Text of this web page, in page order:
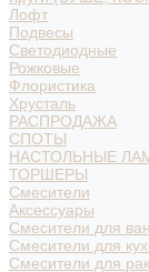
Лофт
Подвесы
Светодиодные
Рожковые
Флористика
Хрусталь
РАСПРОДАЖА
СПОТЫ
НАСТОЛЬНЫЕ
ТОРШЕРЫ
Смесители
Аксессуары
Смесители для
Смесители для
Смесители для